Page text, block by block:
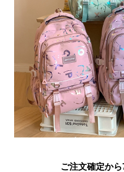
ご注文確定か